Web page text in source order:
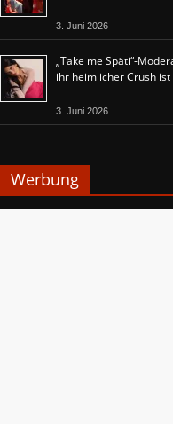
3. Juni 2026
„Take me Späti“-
ihr heimlicher Crush ist
3. Juni 2026
Werbung